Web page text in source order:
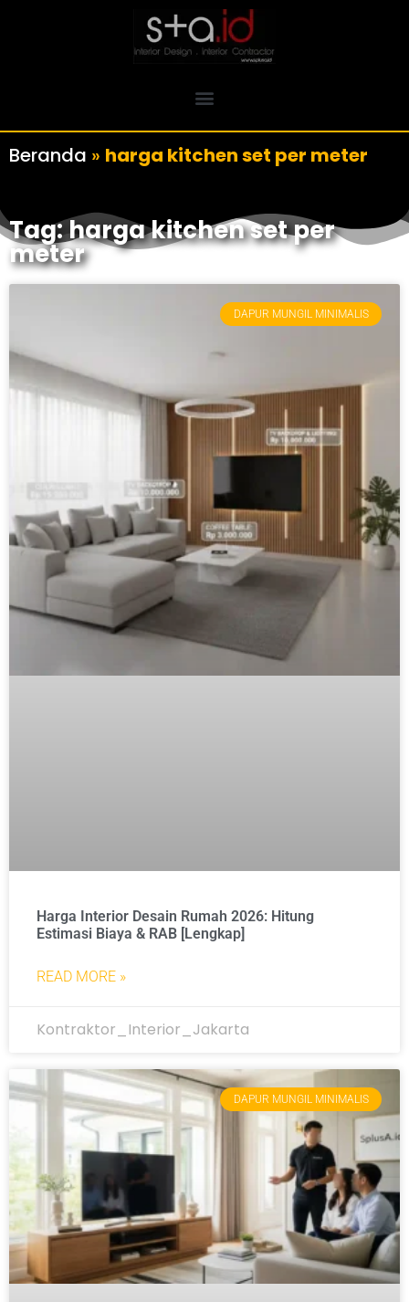
Beranda » harga kitchen set per meter
Tag: harga kitchen set per
meter
DAPUR MUNGIL MINIMALIS
Harga Interior Desain Rumah 2026: Hitung
Estimasi Biaya & RAB [Lengkap]
READ MORE »
Kontraktor_Interior_Jakarta
DAPUR MUNGIL MINIMALIS